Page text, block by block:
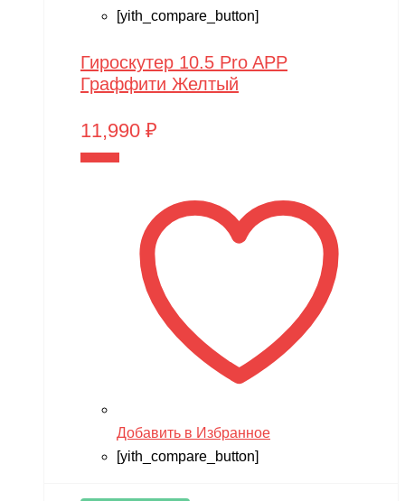
[yith_compare_button]
Гироскутер 10.5 Pro APP
Граффити Желтый
11,990 ₽
Добавить в Избранное
[yith_compare_button]